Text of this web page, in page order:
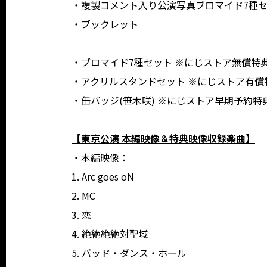
・複製コメント入り公演写真ブロマイド7種
・ブックレット
・ブロマイド7種セット ※にじストア無償特
・アクリルスタンドセット ※にじストア有償
・缶バッジ(笹木咲) ※にじストア早期予約特
【東京公演 本編映像＆特典映像収録楽曲】
・本編映像：
1. Arc goes oN
2. MC
3. 恋
4. 絶絶絶絶対聖域
5. バッド・ダンス・ホール